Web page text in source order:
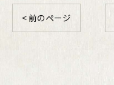
< 前のページ